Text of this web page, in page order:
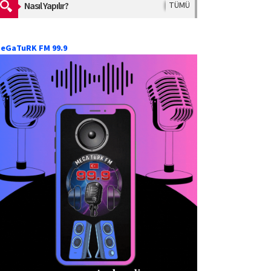
Nasıl Yapılır? TÜMÜ
FM 99.9